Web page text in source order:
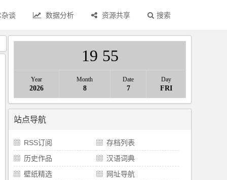
谈 数据分析 资源共享 搜索
19 55
Year
2026
Month
8
Date
7
Day
FRI
站点导航
RSS订阅
存档列表
历史作品
汉语词典
壁纸精选
网址导航